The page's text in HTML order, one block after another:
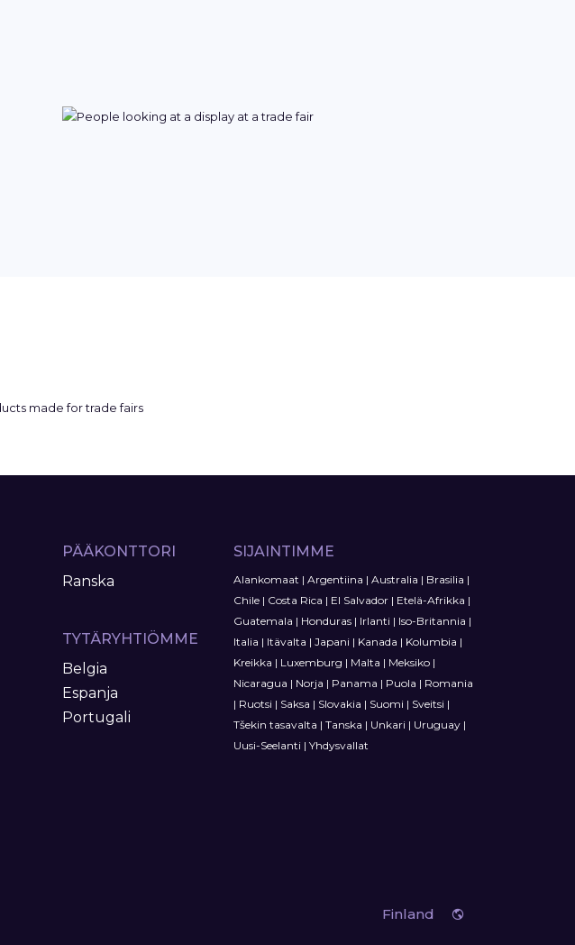
PÄÄKONTTORI
Ranska
TYTÄRYHTIÖMME
Belgia
Espanja
Portugali
SIJAINTIMME
Alankomaat | Argentiina | Australia | Brasilia |
Chile| Costa Rica | El Salvador| Etelä-Afrikka |
Guatemala | Honduras| Irlanti | Iso-Britannia |
Italia | Itävalta | Japani | Kanada | Kolumbia |
Kreikka | Luxemburg | Malta | Meksiko|
Nicaragua | Norja | Panama | Puola | Romania
| Ruotsi | Saksa | Slovakia | Suomi | Sveitsi |
Tšekin tasavalta | Tanska | Unkari | Uruguay|
Uusi-Seelanti | Yhdysvallat
Finland